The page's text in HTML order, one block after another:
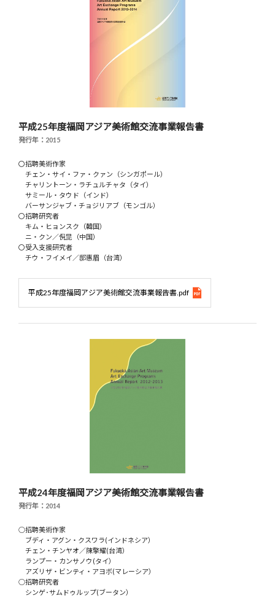
平成25年度福岡アジア美術館交流事業報告書
発行年：2015
〇招聘美術作家
チェン・サイ・ファ・クァン（シンガポール）
チャリントーン・ラチュルチャタ（タイ）
サミール・タウド（インド）
バーサンジャブ・チョジリアブ（モンゴル）
〇招聘研究者
キム・ヒョンスク（韓国）
ニ・クン／倪昆（中国）
〇受入支援研究者
チウ・フイメイ／邸惠眉（台湾）
平成25年度福岡アジア美術館交流事業報告書.pdf
平成24年度福岡アジア美術館交流事業報告書
発行年：2014
○招聘美術作家
ブディ・アグン・クスワラ(インドネシア）
チェン・チンヤオ／陳擎耀(台湾）
ランプー・カンサノウ(タイ）
アズリザ・ビンティ・アヨボ(マレーシア）
○招聘研究者
シンゲ･サムドゥルップ(ブータン）